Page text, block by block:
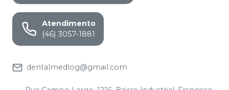
Atendimento
(46) 3057-1881
dentalmedlog@gmail.com